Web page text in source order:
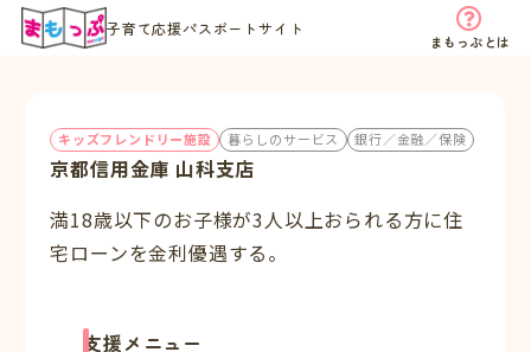
子育て応援パスポートサイト
まもっぷとは
キッズフレンドリー施設 暮らしのサービス 銀行／金融／保険
京都信用金庫 山科支店
満18歳以下のお子様が3人以上おられる方に住
宅ローンを金利優遇する。
支援メニュー